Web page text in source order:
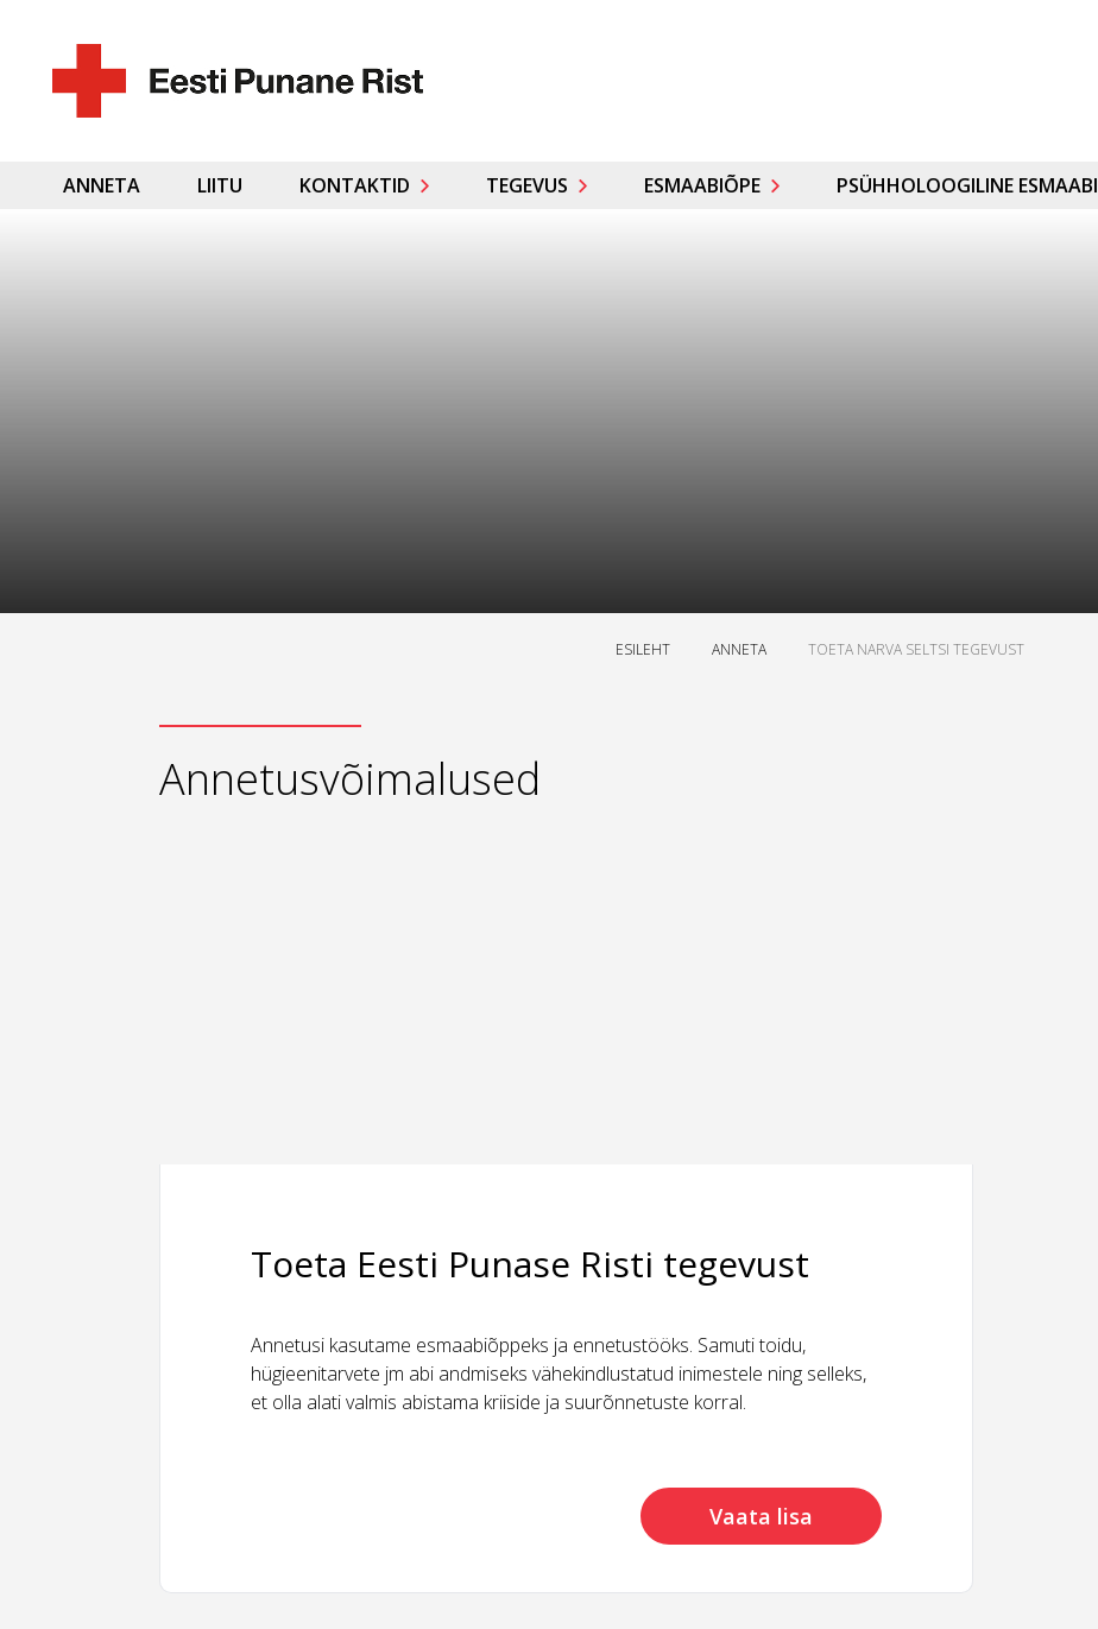
ANNETA LIITU KONTAKTID TEGEVUS ESMAABIÕPE PSÜHHOLOOGILINE ESMAABI
ESILEHT ANNETA TOETA NARVA SELTSI TEGEVUST
Annetusvõimalused
Toeta Eesti Punase Risti tegevust
Annetusi kasutame esmaabiõppeks ja ennetustööks. Samuti toidu,
hügieenitarvete jm abi andmiseks vähekindlustatud inimestele ning selleks,
et olla alati valmis abistama kriiside ja suurõnnetuste korral.
Vaata lisa